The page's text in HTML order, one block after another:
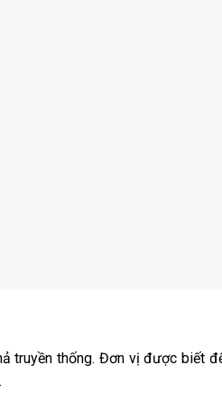
truyền thống. Đơn vị được biết